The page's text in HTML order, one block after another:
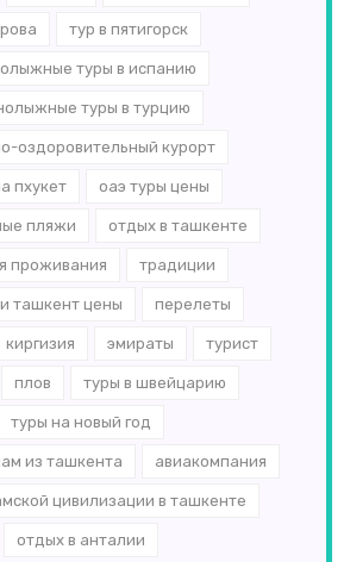
тур в пятигорск
туры в испанию
туры в турцию
оздоровительный курорт
пхукет оаэ туры цены
пляжи отдых в ташкенте
проживания традиции
ташкент цены перелеты
киргизия эмираты турист
плов туры в швейцарию
туры на новый год
из ташкента авиакомпания
цивилизации в ташкенте
отдых в анталии